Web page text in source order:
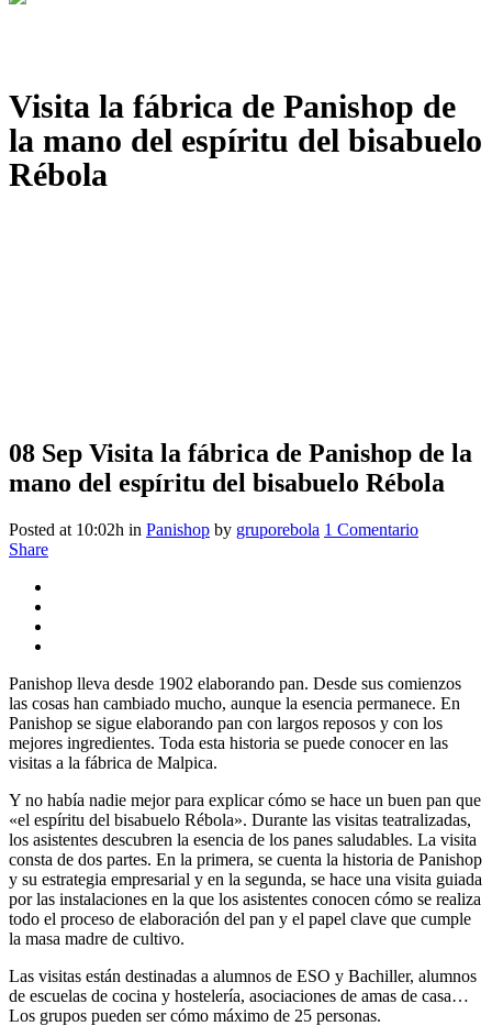
Visita la fábrica de Panishop de
la mano del espíritu del bisabuelo
Rébola
08 Sep Visita la fábrica de Panishop de la
mano del espíritu del bisabuelo Rébola
Posted at 10:02h in Panishop by gruporebola 1 Comentario
Share
Panishop lleva desde 1902 elaborando pan. Desde sus comienzos
las cosas han cambiado mucho, aunque la esencia permanece. En
Panishop se sigue elaborando pan con largos reposos y con los
mejores ingredientes. Toda esta historia se puede conocer en las
visitas a la fábrica de Malpica.
Y no había nadie mejor para explicar cómo se hace un buen pan que
«el espíritu del bisabuelo Rébola». Durante las visitas teatralizadas,
los asistentes descubren la esencia de los panes saludables. La visita
consta de dos partes. En la primera, se cuenta la historia de Panishop
y su estrategia empresarial y en la segunda, se hace una visita guiada
por las instalaciones en la que los asistentes conocen cómo se realiza
todo el proceso de elaboración del pan y el papel clave que cumple
la masa madre de cultivo.
Las visitas están destinadas a alumnos de ESO y Bachiller, alumnos
de escuelas de cocina y hostelería, asociaciones de amas de casa…
Los grupos pueden ser cómo máximo de 25 personas.